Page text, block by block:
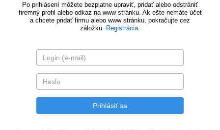
Po prihlásení môžete bezplatne upraviť, pridať alebo odstrániť
firemný profil alebo odkaz na www stránku. Ak ešte nemáte účet
a chcete pridať firmu alebo www stránku, pokračujte cez
záložku. Registrácia.